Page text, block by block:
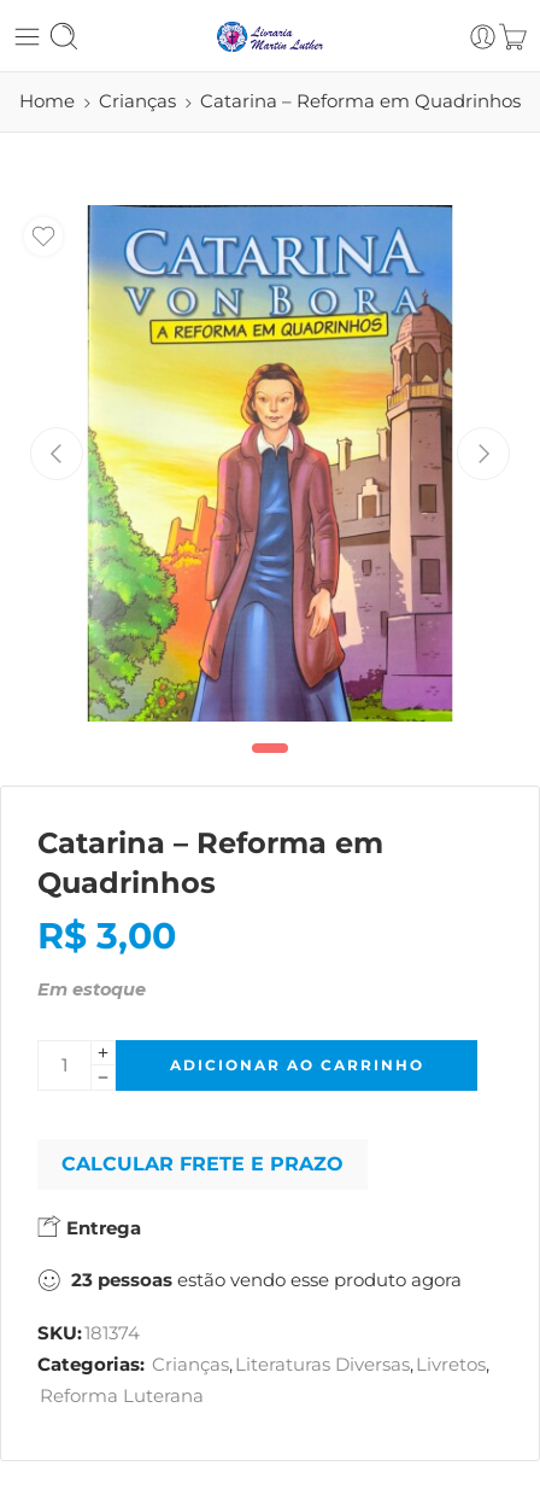
Home Crianças Catarina – Reforma em Quadrinhos
Catarina – Reforma em
Quadrinhos
R$ 3,00
Em estoque
ADICIONAR AO CARRINHO
CALCULAR FRETE E PRAZO
Entrega
23 pessoas estão vendo esse produto agora
SKU:181374
Categorias: Crianças,Literaturas Diversas,Livretos,
Reforma Luterana